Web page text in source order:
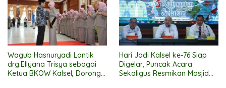
Wagub Hasnuryadi Lantik
drg.Ellyana Trisya sebagai
Ketua BKOW Kalsel, Dorong
Hari Jadi Kalsel ke-76 Siap
Digelar, Puncak Acara
Sekaligus Resmikan Masjid